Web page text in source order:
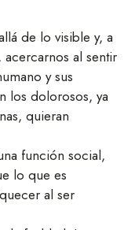
de lo visible y, a
acercarnos al sentir
y sus
los dolorosos, ya
quieran
función social,
lo que es
al ser